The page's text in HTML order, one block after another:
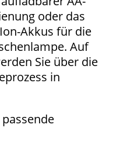
oder das
Akkus für die
Auf
Sie über die
in